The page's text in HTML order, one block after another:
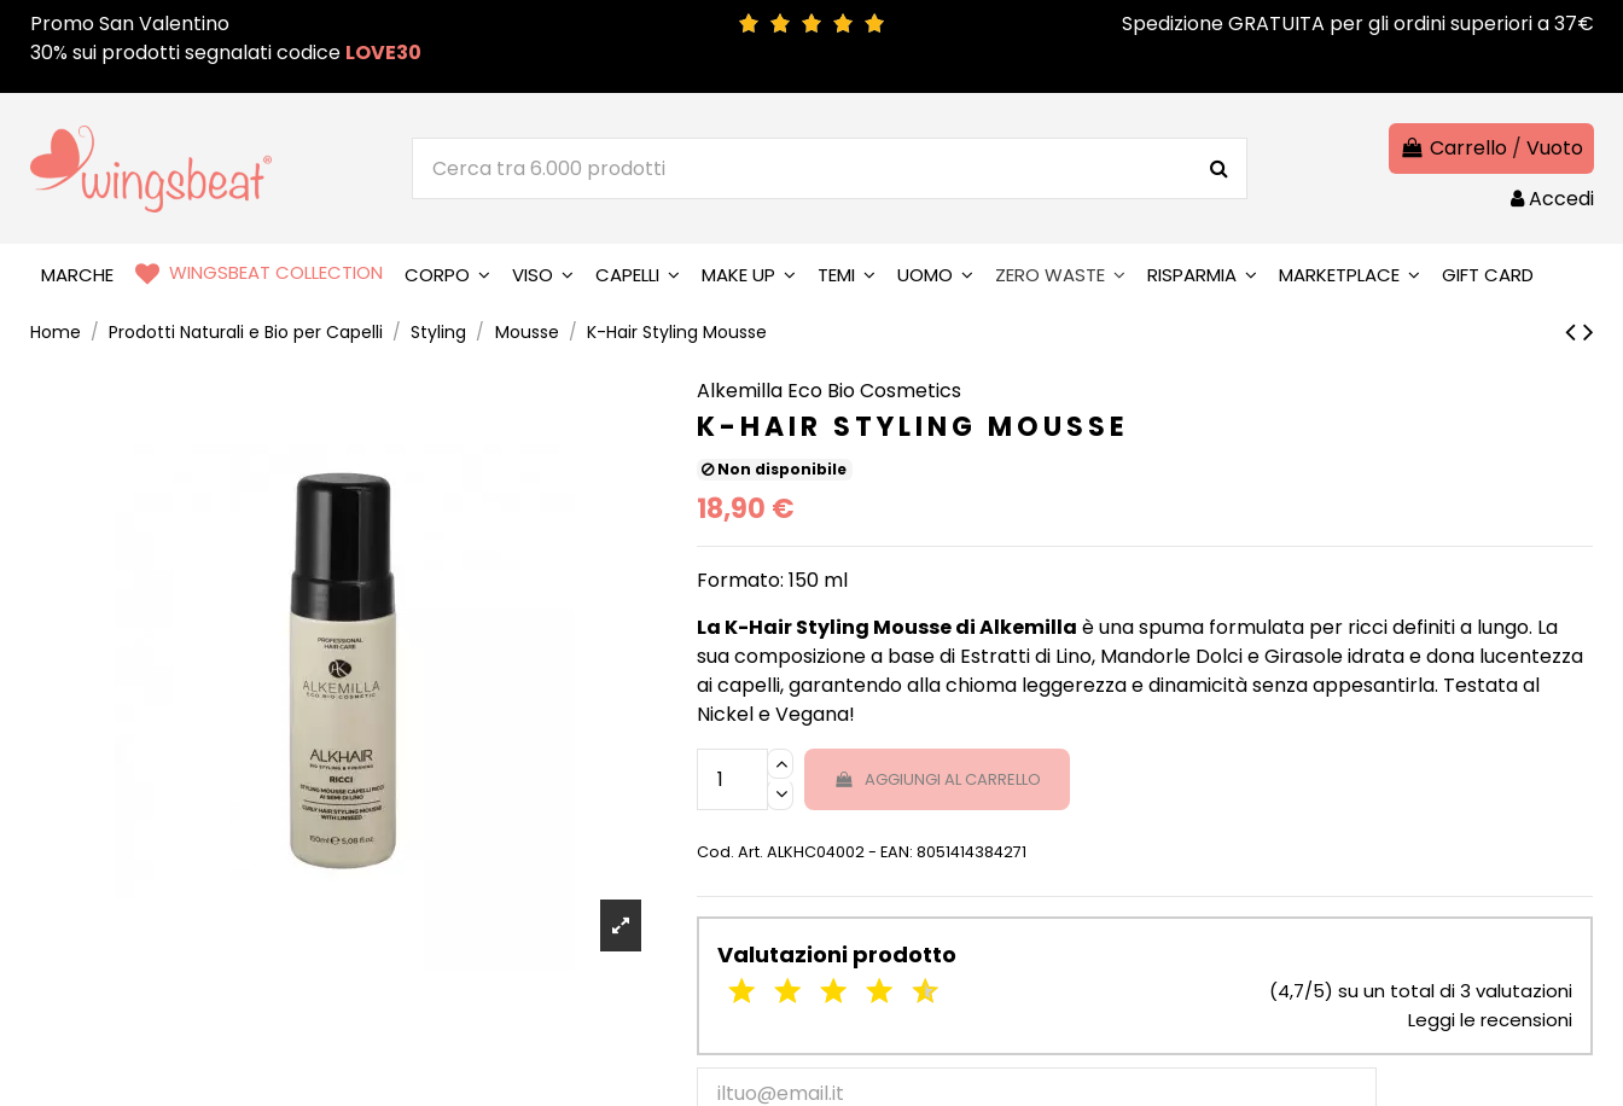
Promo San Valentino
30% sui prodotti segnalati codice LOVE30
Spedizione GRATUITA per gli ordini superiori a 37€
Carrello / Vuoto
Accedi
MARCHE WINGSBEAT COLLECTION CORPO VISO CAPELLI MAKE UP TEMI UOMO ZERO WASTE RISPARMIA MARKETPLACE GIFT CARD
Home Prodotti Naturali e Bio per Capelli Styling Mousse K-Hair Styling Mousse
Alkemilla Eco Bio Cosmetics
K-HAIR STYLING MOUSSE
Non disponibile
18,90 €
Formato: 150 ml
La K-Hair Styling Mousse di Alkemilla è una spuma formulata per ricci definiti a lungo. La
sua composizione a base di Estratti di Lino, Mandorle Dolci e Girasole idrata e dona lucentezza
ai capelli, garantendo alla chioma leggerezza e dinamicità senza appesantirla. Testata al
Nickel e Vegana!
AGGIUNGI AL CARRELLO
Cod. Art. ALKHC04002- EAN: 8051414384271
Valutazioni prodotto
(4,7/5) su un total di 3 valutazioni
Leggi le recensioni